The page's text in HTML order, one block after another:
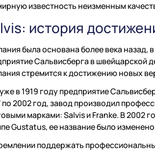
известность неизменным
история
была основана более века назад,
Сальвисберга в
стремится к достижению новых
в 1919 году предприятие
по 2002 год, завод производил
марками: Salvis и Franke. В 2002
Gustatus, ее название было изменено
поддержать